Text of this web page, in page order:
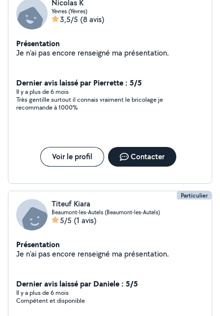
Nicolas K
Yèvres (Yèvres)
3,5/5 (8 avis)
Présentation
Je n'ai pas encore renseigné ma présentation.
Dernier avis laissé par Pierrette : 5/5
Il y a plus de 6 mois
Très gentille surtout il connais vraiment le bricolage je
recommande à 1000%
Voir le profil Contacter
Particulier
Titeuf Kiara
Beaumont-les-Autels (Beaumont-les-Autels)
5/5 (1 avis)
Présentation
Je n'ai pas encore renseigné ma présentation.
Dernier avis laissé par Daniele : 5/5
Il y a plus de 6 mois
Compétent et disponible